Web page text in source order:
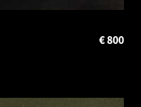
800
€